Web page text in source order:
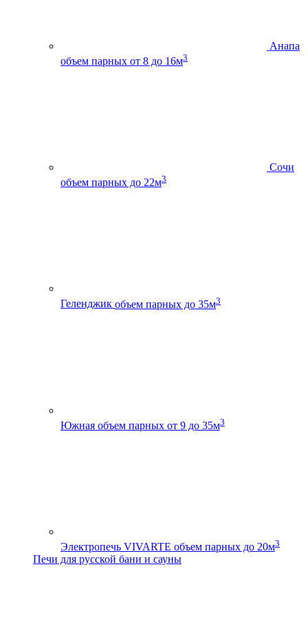
Анапа
объем парных от 8 до 16м3
Сочи
объем парных до 22м3
Геленджик объем парных до 35м3
Южная объем парных от 9 до 35м3
Электропечь VIVARTE объем парных до 20м3
Печи для русской бани и сауны